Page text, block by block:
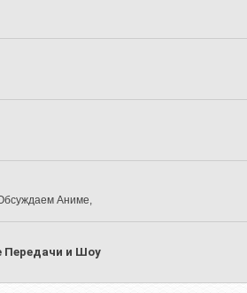
Аниме,
Передачи и Шоу